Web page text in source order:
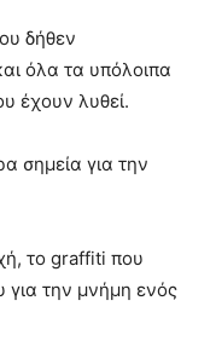
δήθεν
όλα τα υπόλοιπα
έχουν λυθεί.
σημεία για την
το graffiti που
για την μνήμη ενός